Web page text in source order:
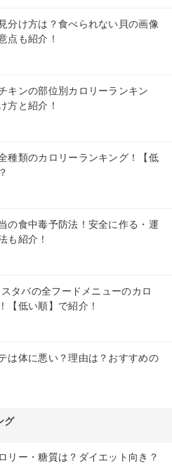
分け方は？食べられない貝の画像
点も紹介！
キンの部位別カロリーランキン
方と紹介！
種類のカロリーランキング！【低
の食中毒予防法！安全に作る・運
も紹介！
スタバの全フードメニューのカロ
【低い順】で紹介！
は体に悪い？理由は？おすすめの
グ
リー・糖質は？ダイエット向き？